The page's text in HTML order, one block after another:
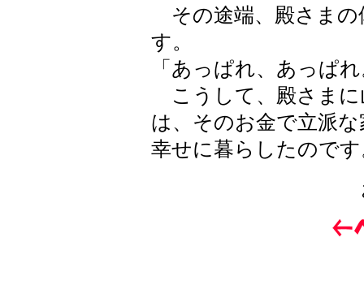
その途端、殿さまの
す。
「あっぱれ、あっぱ
こうして、殿さまに
は、そのお金で立派
幸せに暮らしたので